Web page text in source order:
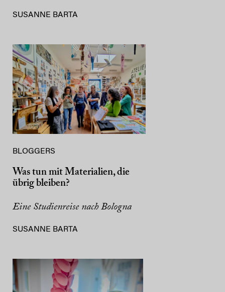
SUSANNE BARTA
BLOGGERS
Was tun mit Materialien, die
übrig bleiben?
Eine Studienreise nach Bologna
SUSANNE BARTA